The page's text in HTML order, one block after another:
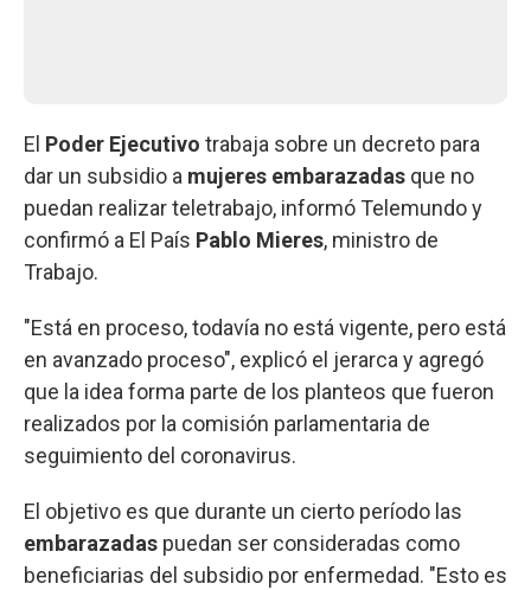
El Poder Ejecutivo trabaja sobre un decreto para
dar un subsidio a mujeres embarazadas que no
puedan realizar teletrabajo, informó Telemundo y
confirmó a El País Pablo Mieres, ministro de
Trabajo.
"Está en proceso, todavía no está vigente, pero está
en avanzado proceso", explicó el jerarca y agregó
que la idea forma parte de los planteos que fueron
realizados por la comisión parlamentaria de
seguimiento del coronavirus.
El objetivo es que durante un cierto período las
embarazadas puedan ser consideradas como
beneficiarias del subsidio por enfermedad. "Esto es